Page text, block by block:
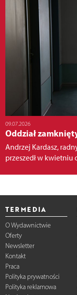
09.07.2026
Oddział
Andrzej Kardasz,
przeszedł w kwietniu
TERMEDIA
O Wydawnictwie
Oferty
Newsletter
Kontakt
Praca
Polityka prywatności
Polityka reklamowa